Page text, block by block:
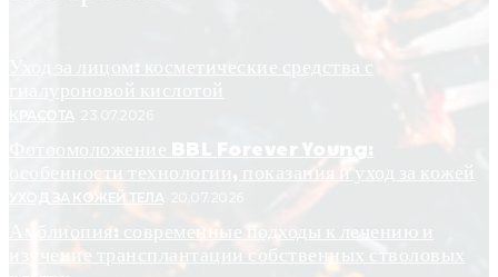
Уход за лицом: косметические средства с
гиалуроновой кислотой
КРАСОТА
Фотоомоложение BBL Forever Young:
особенности технологии, показания и уход за кожей
УХОД ЗА КОЖЕЙ ТЕЛА
Амблиопия: современные подходы к лечению и
изучение трансплантации собственных стволовых